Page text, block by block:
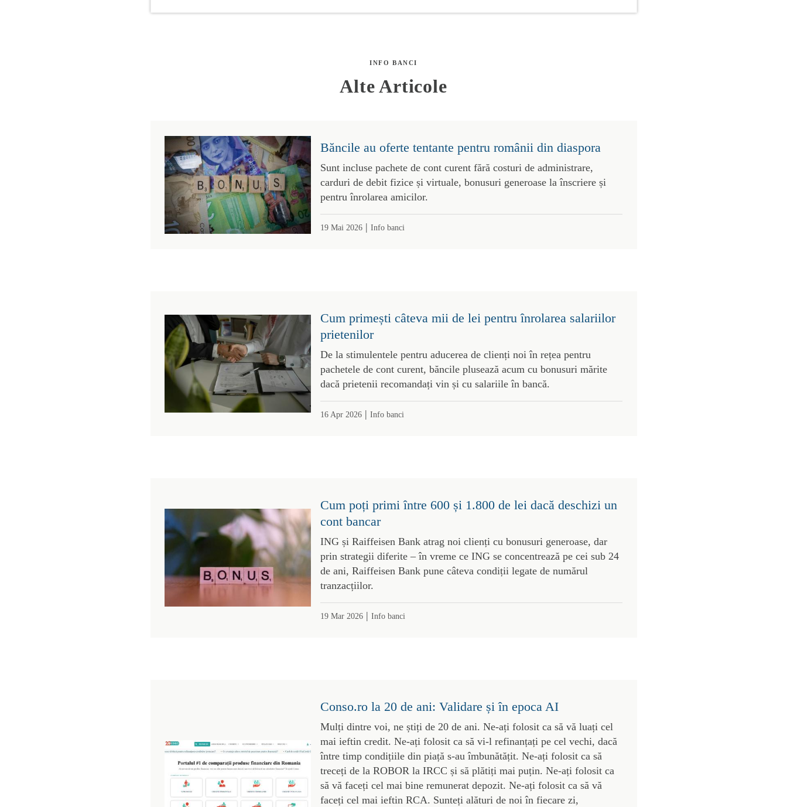
INFO BANCI
Alte Articole
Băncile au oferte tentante pentru românii din diaspora
Sunt incluse pachete de cont curent fără costuri de administrare,
carduri de debit fizice și virtuale, bonusuri generoase la înscriere și
pentru înrolarea amicilor.
19 Mai 2026| Info banci
Cum primești câteva mii de lei pentru înrolarea salariilor
prietenilor
De la stimulentele pentru aducerea de clienți noi în rețea pentru
pachetele de cont curent, băncile plusează acum cu bonusuri mărite
dacă prietenii recomandați vin și cu salariile în bancă.
16 Apr 2026| Info banci
Cum poți primi între 600 și 1.800 de lei dacă deschizi un
cont bancar
ING și Raiffeisen Bank atrag noi clienți cu bonusuri generoase, dar
prin strategii diferite – în vreme ce ING se concentrează pe cei sub 24
de ani, Raiffeisen Bank pune câteva condiții legate de numărul
tranzacțiilor.
19 Mar 2026| Info banci
Conso.ro la 20 de ani: Validare și în epoca AI
Mulți dintre voi, ne știți de 20 de ani. Ne-ați folosit ca să vă luați cel
mai ieftin credit. Ne-ați folosit ca să vi-l refinanțați pe cel vechi, dacă
între timp condițiile din piață s-au îmbunătățit. Ne-ați folosit ca să
treceți de la ROBOR la IRCC și să plătiți mai puțin. Ne-ați folosit ca
să vă faceți cel mai bine remunerat depozit. Ne-ați folosit ca să vă
faceți cel mai ieftin RCA. Sunteți alături de noi în fiecare zi,